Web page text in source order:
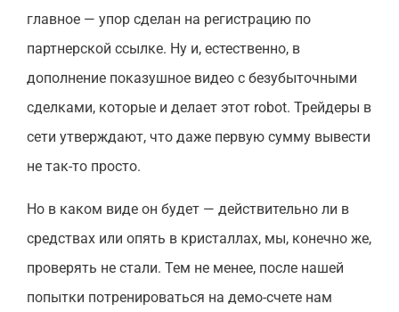
главное — упор сделан на регистрацию по
партнерской ссылке. Ну и, естественно, в
дополнение показушное видео с безубыточными
сделками, которые и делает этот robot. Трейдеры в
сети утверждают, что даже первую сумму вывести
не так-то просто.
Но в каком виде он будет — действительно ли в
средствах или опять в кристаллах, мы, конечно же,
проверять не стали. Тем не менее, после нашей
попытки потренироваться на демо-счете нам